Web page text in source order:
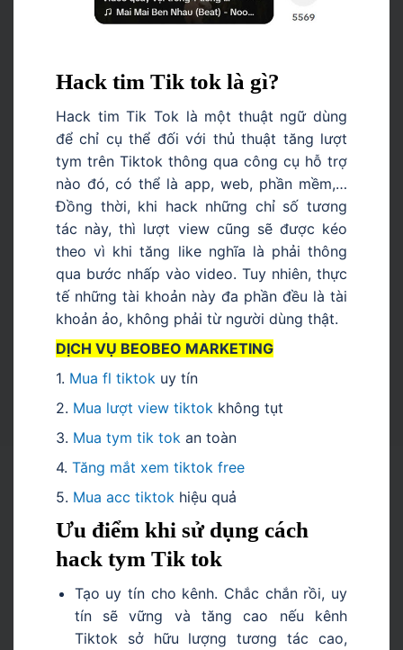
Hack tim Tik tok là gì?
Hack tim Tik Tok là một thuật ngữ dùng
để chỉ cụ thể đối với thủ thuật tăng lượt
tym trên Tiktok thông qua công cụ hỗ trợ
nào đó, có thể là app, web, phần mềm,…
Đồng thời, khi hack những chỉ số tương
tác này, thì lượt view cũng sẽ được kéo
theo vì khi tăng like nghĩa là phải thông
qua bước nhấp vào video. Tuy nhiên, thực
tế những tài khoản này đa phần đều là tài
khoản ảo, không phải từ người dùng thật.
DỊCH VỤ BEOBEO MARKETING
1. Mua fl tiktok uy tín
2. Mua lượt view tiktok không tụt
3. Mua tym tik tok an toàn
4. Tăng mắt xem tiktok free
5. Mua acc tiktok hiệu quả
Ưu điểm khi sử dụng cách
hack tym Tik tok
Tạo uy tín cho kênh. Chắc chắn rồi, uy
tín sẽ vững và tăng cao nếu kênh
Tiktok sở hữu lượng tương tác cao,